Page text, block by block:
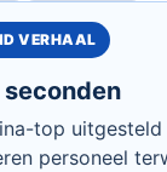
VERHAAL
top
personeel